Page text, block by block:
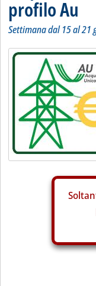
profilo Au
Settimana dal 15 al 21